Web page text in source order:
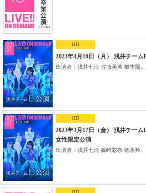
HD
2023年4月10日（月） 浅井チー
出演者：浅井七海 佐藤美波 橋本陽...
HD
2023年3月17日（金） 浅井チー
女性限定公演
出演者：浅井七海 篠崎彩奈 徳永羚...
HD